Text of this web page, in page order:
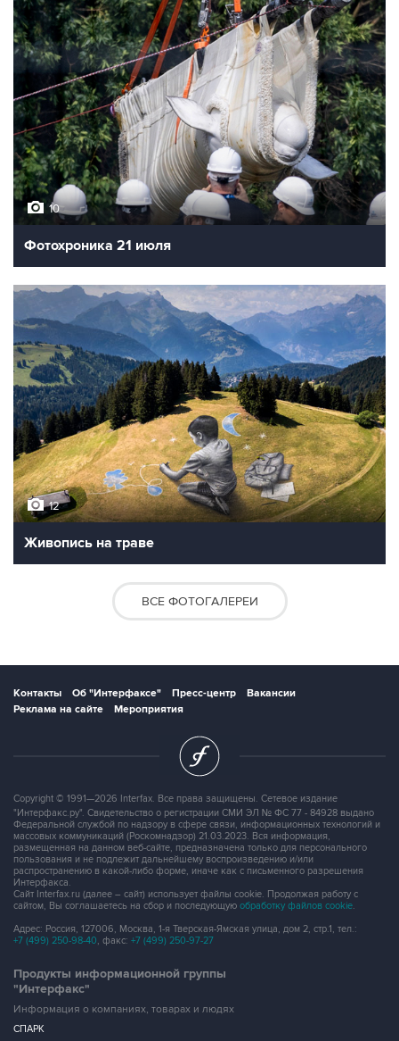
10
Фотохроника 21 июля
12
Живопись на траве
ВСЕ ФОТОГАЛЕРЕИ
Контакты Об "Интерфаксе" Пресс-центр
Вакансии
Реклама на сайте
Мероприятия
Copyright © 1991—2026 Interfax. Все права защищены. Сетевое издание
"Интерфакс.ру". Свидетельство о регистрации СМИ ЭЛ № ФС 77 - 84928 выдано
Федеральной службой по надзору в сфере связи, информационных технологий и
массовых коммуникаций (Роскомнадзор) 21.03.2023. Вся информация,
размещенная на данном веб-сайте, предназначена только для персонального
пользования и не подлежит дальнейшему воспроизведению и/или
распространению в какой-либо форме, иначе как с письменного разрешения
Интерфакса.
Сайт Interfax.ru (далее – сайт) использует файлы cookie. Продолжая работу с
сайтом, Вы соглашаетесь на сбор и последующую обработку файлов cookie.
Адрес: Россия, 127006, Москва, 1-я Тверская-Ямская улица, дом 2, стр.1, тел.:
+7 (499) 250-98-40, факс: +7 (499) 250-97-27
Продукты информационной группы
"Интерфакс"
Информация о компаниях, товарах и людях
СПАРК